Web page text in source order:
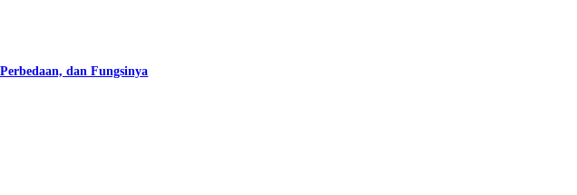
dan Fungsinya